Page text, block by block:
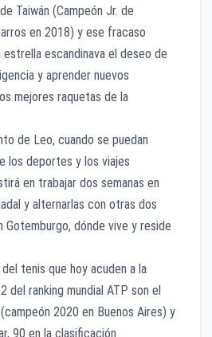
Taiwán (Campeón Jr. de
en 2018) y ese fracaso
escandinava el deseo de
y aprender nuevos
mejores raquetas de la
de Leo, cuando se puedan
los deportes y los viajes
en trabajar dos semanas en
y alternarlas con otras dos
Gotemburgo, dónde vive y reside
tenis que hoy acuden a la
del ranking mundial ATP son el
2020 en Buenos Aires) y
90 en la clasificación.